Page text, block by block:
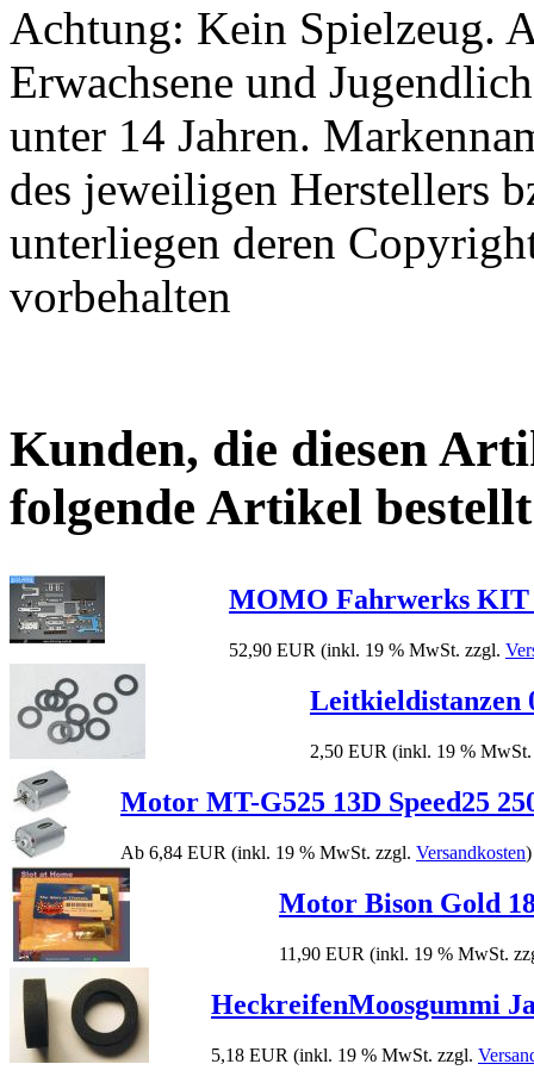
Achtung: Kein Spielzeug.
Erwachsene und
unter 14 Jahren.
des jeweiligen Herstellers
unterliegen deren
vorbehalten
Kunden, die diesen
folgende Artikel
MOMO Fahrwerks KIT
52,90 EUR (inkl. 19 % MwSt. zzgl.
Leitkieldistanzen
2,50 EUR (inkl. 19 %
Motor MT-G525 13D Speed25
Ab 6,84 EUR (inkl. 19 % MwSt. zzgl. Versandkosten)
Motor Bison Gold
11,90 EUR (inkl. 19 % MwSt.
HeckreifenMoosgummi
5,18 EUR (inkl. 19 % MwSt. zzgl.